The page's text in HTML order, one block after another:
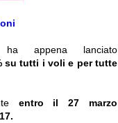
ha appena lanciato
su tutti i voli e per tutte
entro il 27 marzo